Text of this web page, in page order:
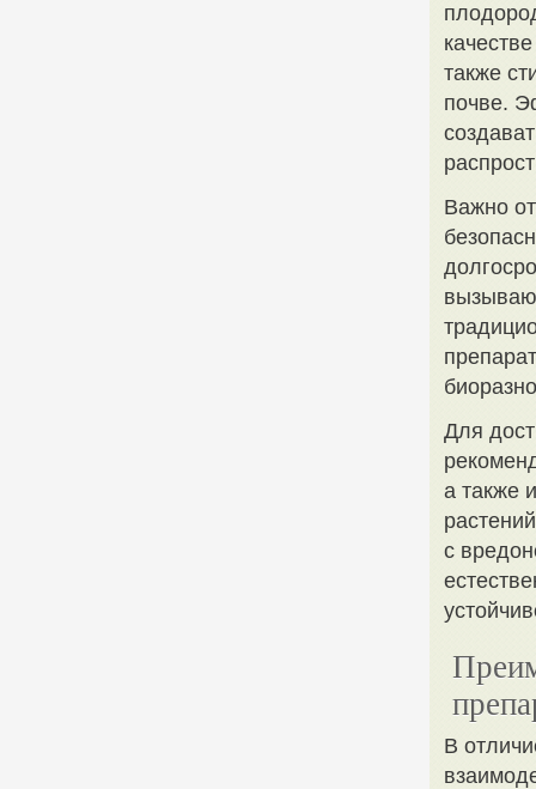
также
почве.
Важно
Для
а также
с
В